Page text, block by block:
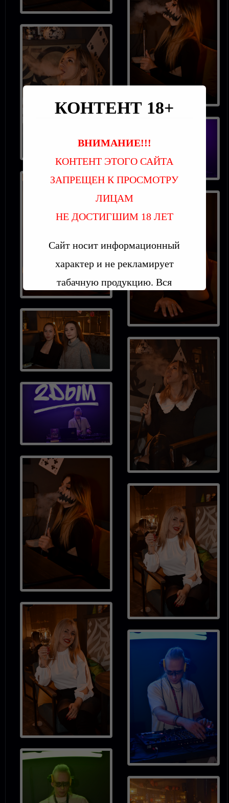
КОНТЕНТ 18+
ВНИМАНИЕ!!!
КОНТЕНТ ЭТОГО САЙТА
ЗАПРЕЩЕН К ПРОСМОТРУ
ЛИЦАМ
НЕ ДОСТИГШИМ 18 ЛЕТ
Сайт носит информационный
характер и не рекламирует
табачную продукцию. Вся
информация предоставлена в
целях ознакомления, а не
агитации и рекламы.
Пользуясь сайтом вы
принимаете
УСЛОВИЯ
ПОЛЬЗОВАТЕЛЬСКОГО
СОГЛАШЕНИЯ